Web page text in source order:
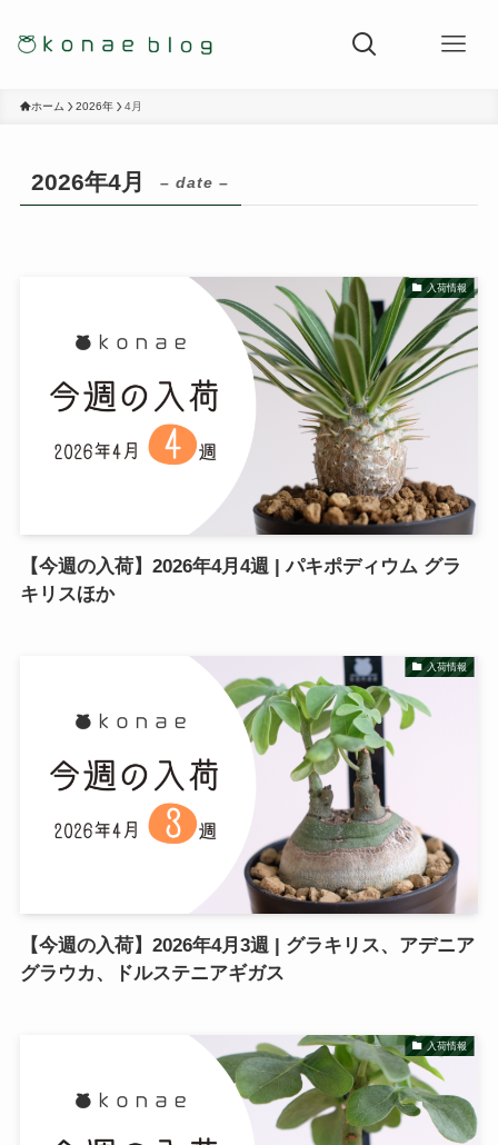
ホーム 2026年 4月
2026年4月 – date –
入荷情報
【今週の入荷】2026年4月4週 | パキポディウム グラ
キリスほか
入荷情報
【今週の入荷】2026年4月3週 | グラキリス、アデニア
グラウカ、ドルステニアギガス
入荷情報